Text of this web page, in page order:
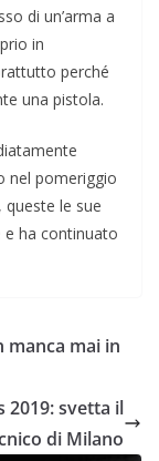
di un’arma a
in
perché
una pistola.
nel pomeriggio
queste le sue
e ha continuato
manca mai in
2019: svetta il
di Milano